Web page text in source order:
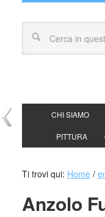
CHI SIAMO
PITTURA
Ti trovi qui: Home /
Anzolo